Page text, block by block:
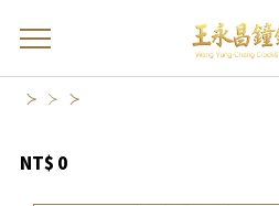
NT$ 0